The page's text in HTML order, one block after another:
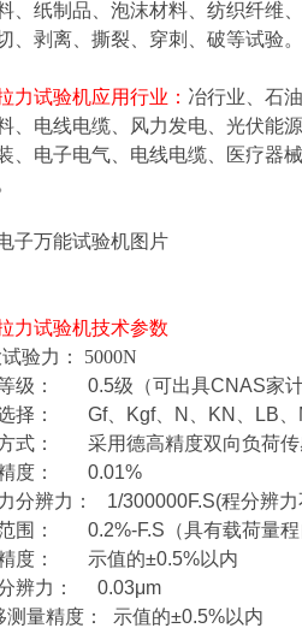
、纸制品、泡沫材料、纺织纤维
、剥离、撕裂、穿刺、破等试验。
力试验机应用行业： 冶行业、石
、电线电缆、风力发电、光伏能
、电子电气、电线电缆、医疗器
力试验机技术参数
验力： 5000N
级： 0.5级（可出具CNAS家计
择： Gf、Kgf、N、KN、LB、
式： 采用德高精度双向负荷传
精度： 0.01%
分辨力： 1/300000F.S(程分辨力
围： 0.2%-F.S（具有载荷量程
度： 示值的±0.5%以内
辨力： 0.03μm
测量精度： 示值的±0.5%以内